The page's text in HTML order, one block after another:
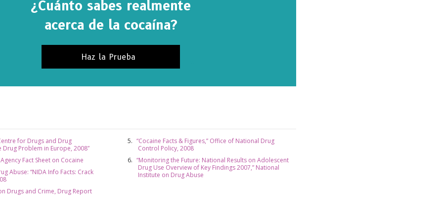
¿Cuánto sabes realmente
acerca de la cocaína?
Haz la Prueba
for Drugs and Drug
Drug Problem in Europe, 2008”
Fact Sheet on Cocaine
Abuse: “NIDA Info Facts: Crack
Drugs and Crime, Drug Report
“Cocaine Facts & Figures,” Office of National Drug
Control Policy, 2008
“Monitoring the Future: National Results on Adolescent
Drug Use Overview of Key Findings 2007,” National
Institute on Drug Abuse